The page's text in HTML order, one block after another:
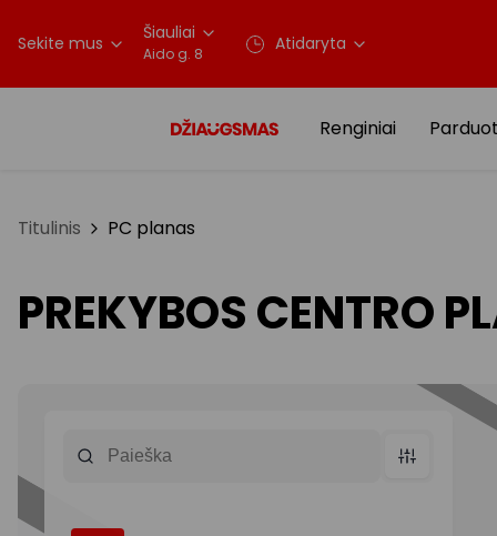
Sekite mus Šiauliai
Aido g. 8 Atidaryta
Renginiai
Titulinis PC planas
PREKYBOS CENTRO